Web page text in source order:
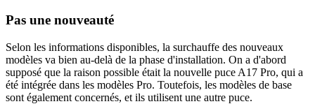
Pas une nouveauté
Selon les informations disponibles, la surchauffe des nouveaux
modèles va bien au-delà de la phase d'installation. On a d'abord
supposé que la raison possible était la nouvelle puce A17 Pro, qui a
été intégrée dans les modèles Pro. Toutefois, les modèles de base
sont également concernés, et ils utilisent une autre puce.